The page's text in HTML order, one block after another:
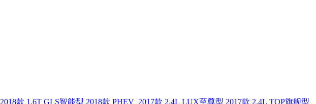
2018款 1.6T GLS智能型 2018款 PHEV 2017款 2.4L LUX至尊型 2017款 2.4L TOP旗舰型